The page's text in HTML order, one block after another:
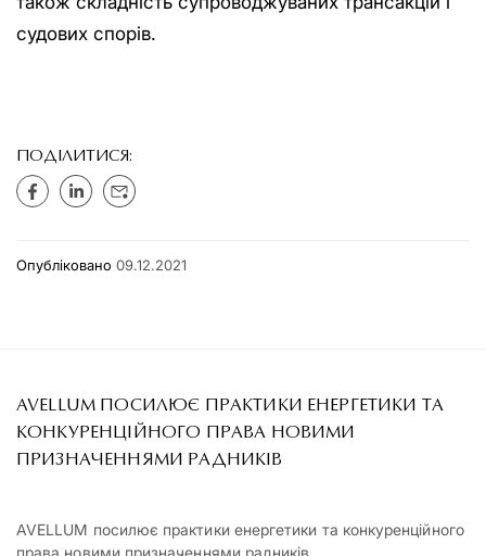
судових спорів.
ПОДІЛИТИСЯ:
Опубліковано 09.12.2021
AVELLUM ПОСИЛЮЄ ПРАКТИКИ ЕНЕРГЕТИКИ ТА
КОНКУРЕНЦІЙНОГО ПРАВА НОВИМИ
ПРИЗНАЧЕННЯМИ РАДНИКІВ
AVELLUM посилює практики енергетики та конкуренційного
права новими призначеннями радників